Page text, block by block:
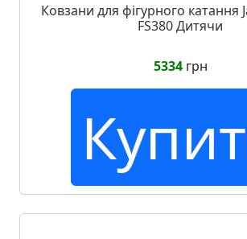
Ковзани для фігурного катання
FS380 Дитячи
5334грн